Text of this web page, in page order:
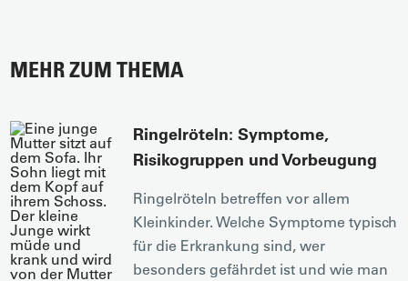
MEHR ZUM THEMA
Ringelröteln: Symptome,
Risikogruppen und Vorbeugung
Ringelröteln betreffen vor allem
Kleinkinder. Welche Symptome typisch
für die Erkrankung sind, wer
besonders gefährdet ist und wie man